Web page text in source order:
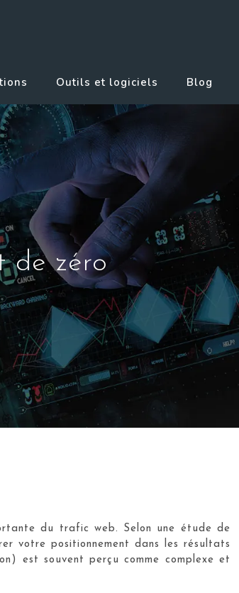
Outils et logiciels Blog
de zéro
du trafic web. Selon une étude de
votre positionnement dans les résultats
est souvent perçu comme complexe et